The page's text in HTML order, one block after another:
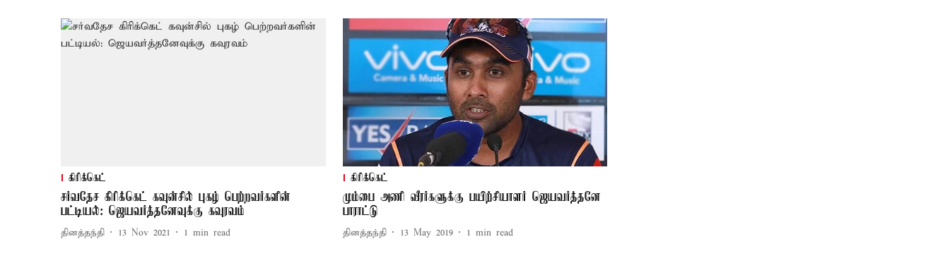
கிரிக்கெட்
சர்வதேச கிரிக்கெட் கவுன்சில் புகழ் பெற்றவர்களின்
பட்டியல்: ஜெயவர்த்தனேவுக்கு கவுரவம்
தினத்தந்தி 13 Nov 2021 1 min read
கிரிக்கெட்
மும்பை அணி வீரர்களுக்கு பயிற்சியாளர் ஜெயவர்த்தனே
பாராட்டு
தினத்தந்தி 13 May 2019 1 min read